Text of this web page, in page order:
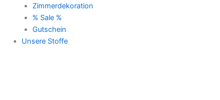
Zimmerdekoration
% Sale %
Gutschein
Unsere Stoffe